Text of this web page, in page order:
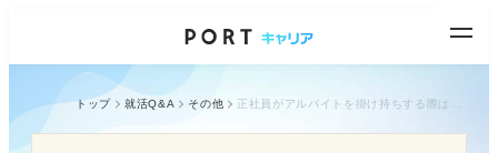
トップ 就活Q&A その他